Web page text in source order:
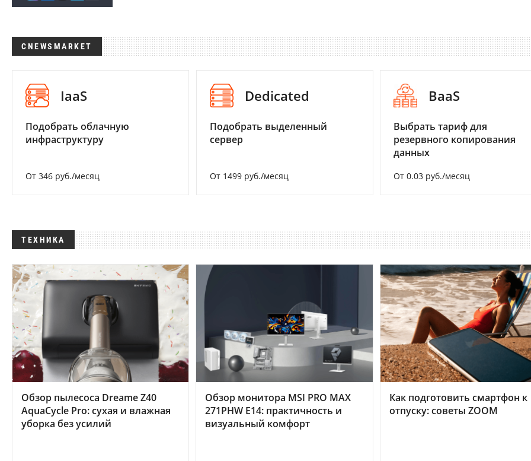
CNEWSMARKET
IaaS
Подобрать облачную
инфраструктуру
От 346 руб./месяц
Dedicated
Подобрать выделенный
сервер
От 1499 руб./месяц
BaaS
Выбрать тариф для
резервного копирования
данных
От 0.03 руб./месяц
ТЕХНИКА
Обзор пылесоса Dreame Z40
AquaCycle Pro: сухая и влажная
уборка без усилий
Обзор монитора MSI PRO MAX
271PHW E14: практичность и
визуальный комфорт
Как подготовить смартфон к
отпуску: советы ZOOM